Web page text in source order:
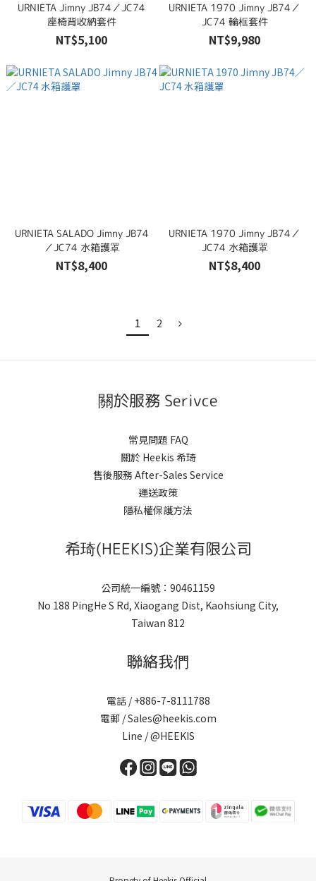
URNIETA Jimny JB74／JC74
座椅背收納套件
NT$5,100
URNIETA 1970 Jimny JB74／
JC74 輪框套件
NT$9,980
URNIETA SALADO Jimny JB74
／JC74 水箱護罩
NT$8,400
URNIETA 1970 Jimny JB74／
JC74 水箱護罩
NT$8,400
1 2
關於服務 Serivce
常見問題 FAQ
關於 Heekis 希琦
售後服務 After-Sales Service
運送政策
隱私權保護方法
希琦(HEEKIS)企業有限公司
公司統一編號：90461159
No 188 PingHe S Rd, Xiaogang Dist, Kaohsiung City,
Taiwan 812
聯絡我們
電話 / +886-7-8111788
電郵 / Sales@heekis.com
Line / @HEEKIS